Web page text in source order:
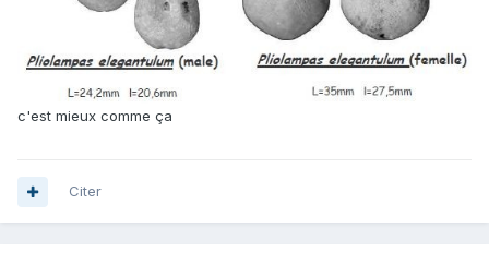
c'est mieux comme ça
Citer